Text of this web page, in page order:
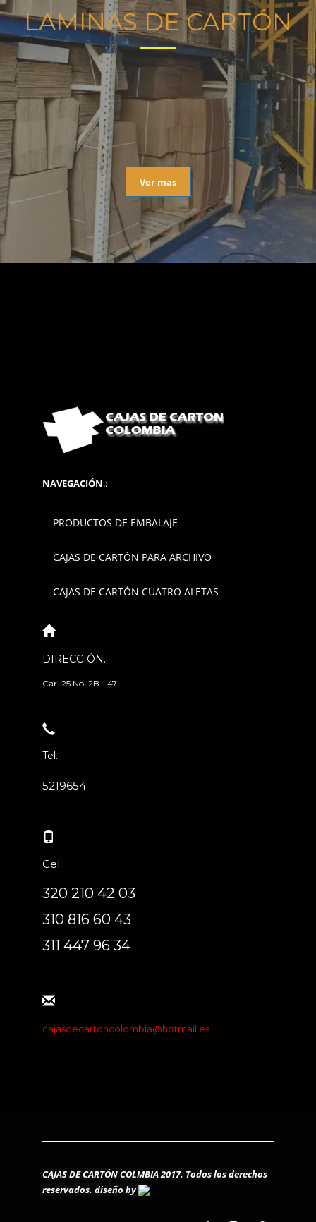
LAMINAS DE CARTÓN
Ver mas
NAVEGACIÓN.:
PRODUCTOS DE EMBALAJE
CAJAS DE CARTÓN PARA ARCHIVO
CAJAS DE CARTÓN CUATRO ALETAS
DIRECCIÓN.:
Car. 25 No. 2B - 47
Tel.:
5219654
Cel.:
320 210 42 03
310 816 60 43
311 447 96 34
cajasdecartoncolombia@hotmail.es
CAJAS DE CARTÓN COLMBIA 2017. Todos los derechos
reservados. diseño by